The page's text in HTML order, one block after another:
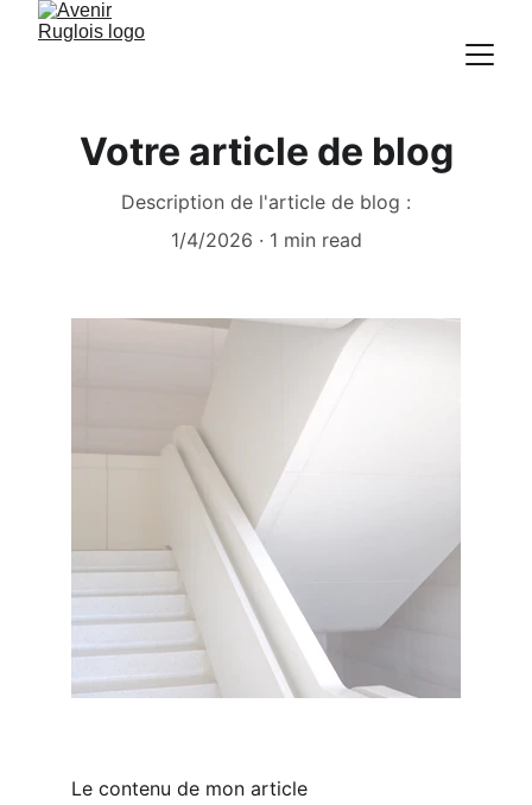
Votre article de blog
Description de l'article de blog :
1/4/2026
1 min read
Le contenu de mon article